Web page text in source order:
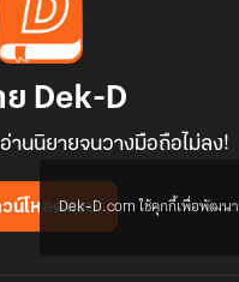
ย Dek-D
นนิยายจนวางมือถือไม่ลง!
น์โหลดแอปDek-D.com ใช้คุกกี้เพื่อพัฒน